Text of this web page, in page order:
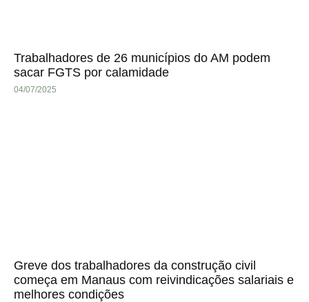
Trabalhadores de 26 municípios do AM podem
sacar FGTS por calamidade
04/07/2025
Greve dos trabalhadores da construção civil
começa em Manaus com reivindicações salariais e
melhores condições